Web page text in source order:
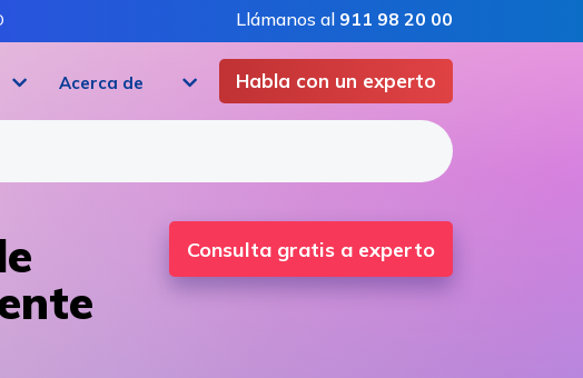
Llámanos al 911 98 20 00
Habla con un experto
Acerca de
Consulta gratis a experto